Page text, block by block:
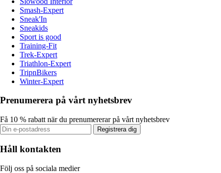
Smash-Expert
Sneak'In
Sneakids
Sport is good
Training-Fit
Trek-Expert
Triathlon-Expert
TripnBikers
Winter-Expert
Prenumerera på vårt nyhetsbrev
Få 10 % rabatt när du prenumererar på vårt nyhetsbrev
Registrera dig
Håll kontakten
Följ oss på sociala medier